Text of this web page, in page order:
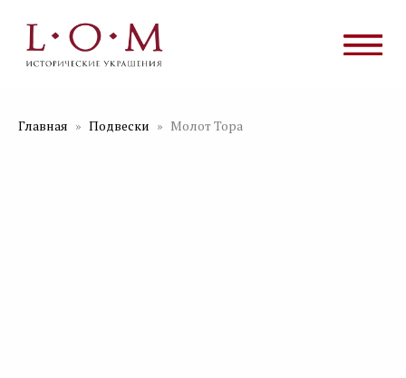
Главная Подвески Молот Тора